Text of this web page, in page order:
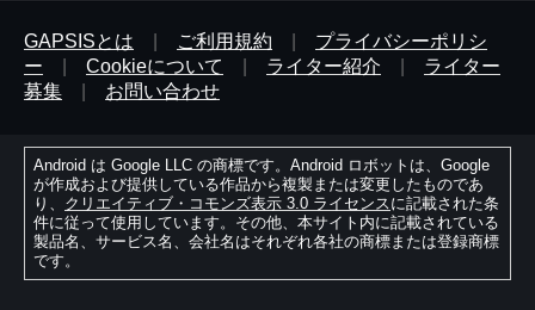
GAPSISとは ご利用規約
プライバシーポリシ
ー
Cookieについて ライター紹介
ライター
募集
お問い合わせ
Android は Google LLC の商標です。Android ロボットは、Google
が作成および提供している作品から複製または変更したものであ
り、 クリエイティブ・コモンズ表示 3.0 ライセンスに記載された条
件に従って使用しています。その他、本サイト内に記載されている
製品名、サービス名、会社名はそれぞれ各社の商標または登録商標
です。